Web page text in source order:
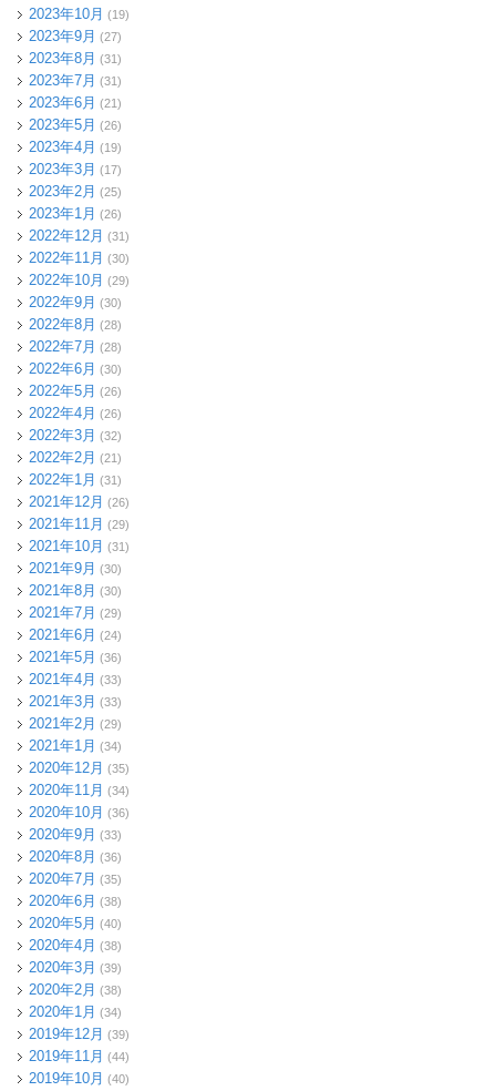
2023年10月 (19)
2023年9月 (27)
2023年8月 (31)
2023年7月 (31)
2023年6月 (21)
2023年5月 (26)
2023年4月 (19)
2023年3月 (17)
2023年2月 (25)
2023年1月 (26)
2022年12月 (31)
2022年11月 (30)
2022年10月 (29)
2022年9月 (30)
2022年8月 (28)
2022年7月 (28)
2022年6月 (30)
2022年5月 (26)
2022年4月 (26)
2022年3月 (32)
2022年2月 (21)
2022年1月 (31)
2021年12月 (26)
2021年11月 (29)
2021年10月 (31)
2021年9月 (30)
2021年8月 (30)
2021年7月 (29)
2021年6月 (24)
2021年5月 (36)
2021年4月 (33)
2021年3月 (33)
2021年2月 (29)
2021年1月 (34)
2020年12月 (35)
2020年11月 (34)
2020年10月 (36)
2020年9月 (33)
2020年8月 (36)
2020年7月 (35)
2020年6月 (38)
2020年5月 (40)
2020年4月 (38)
2020年3月 (39)
2020年2月 (38)
2020年1月 (34)
2019年12月 (39)
2019年11月 (44)
2019年10月 (40)